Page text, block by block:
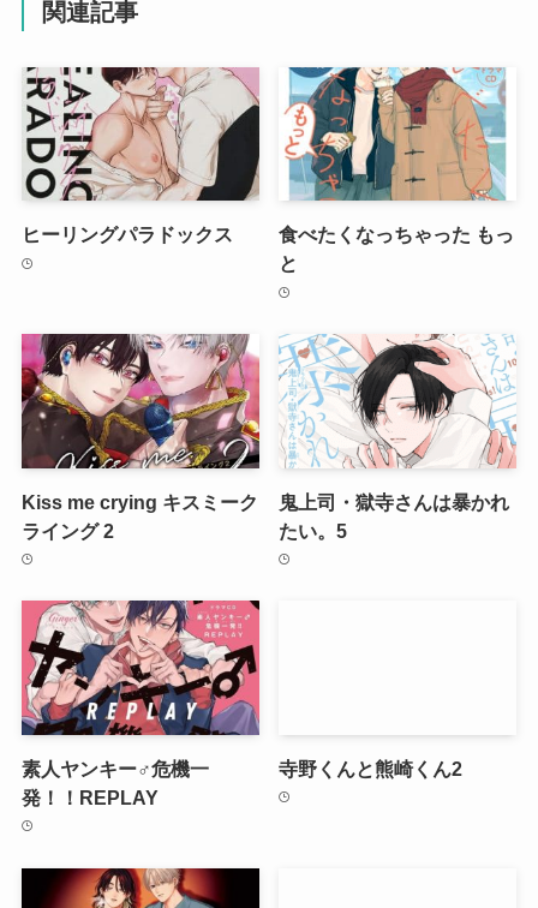
関連記事
ヒーリングパラドックス
食べたくなっちゃった もっ
と
Kiss me crying キスミーク
ライング 2
鬼上司・獄寺さんは暴かれ
たい。5
素人ヤンキー♂危機一
発！！REPLAY
寺野くんと熊崎くん2